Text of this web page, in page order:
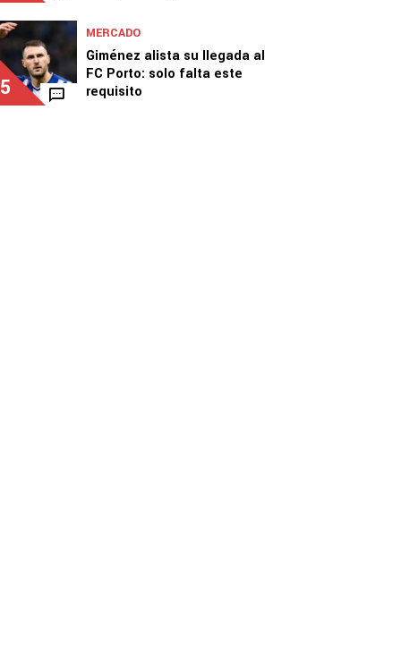
5
MERCADO
Giménez alista su llegada al
FC Porto: solo falta este
requisito